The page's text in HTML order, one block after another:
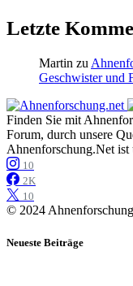
Letzte
Martin zu
Geschwister und
Finden Sie mit
Forum, durch unsere
Ahnenforschung.Net
10
2K
10
© 2024
Neueste Beiträge